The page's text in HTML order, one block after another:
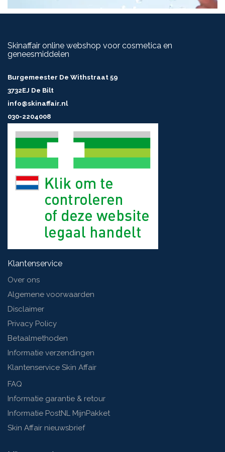
Skinaffair online webshop voor cosmetica en
geneesmiddelen
Burgemeester De Withstraat 59
3732EJ De Bilt
info@skinaffair.nl
030-2204008
Klantenservice
Over ons
Algemene voorwaarden
Disclaimer
Privacy Policy
Betaalmethoden
Informatie verzendingen
Klantenservice Skin Affair
FAQ
Informatie garantie & retour
Informatie PostNL MijnPakket
Skin Affair nieuwsbrief